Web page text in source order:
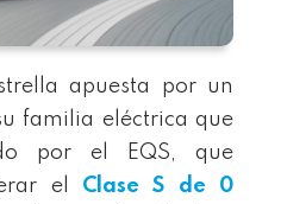
apuesta por un
familia eléctrica que
por el EQS, que
el Clase S de 0